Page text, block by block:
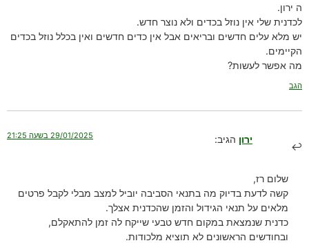
ה ירון.
לכדנית שלי אין נוזל בכדים ולא נוצר חדש.
יש מלא עלים חדשים ובריאים אבל אין כדים חדשים ואין בכלל נוזל בכדים
הקיימים.
מה אפשר לעשות?
הגב
ירון הגיב: 29/01/2025 בשעה 21:25
שלום רז,
קשה לדעת בדיוק מה בתנאי הסביבה יוביל למצב מבלי לקבל פרטים
מלאים על תנאי הגידול והזמן שהכדנית אצלך.
כדנית שנמצאת במקום חדש טבעי שייקח לה זמן להתאקלם,
ובחודשים הראשונים לא תוציא מלכודות.